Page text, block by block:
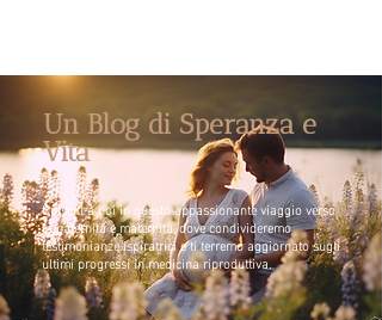
Un Blog di Speranza e
Vita
Unisciti a noi in questo appassionante viaggio verso
la paternità e maternità, dove condivideremo
testimonianze ispiratrici e ti terremo aggiornato sugli
ultimi progressi in medicina riproduttiva.